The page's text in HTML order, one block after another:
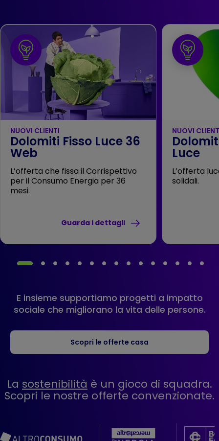
NUOVI CLIENTI
Dolomiti Fisso Luce 36
Web
L’offerta che fissa il Corrispettivo
per il Consumo Energia per 36
mesi.
Guarda i dettagli
NUOVI
Luce
L’offerta
solidali.
E insieme supportiamo progetti a impatto
sociale che migliorano la vita delle persone.
Scopri le offerte casa
La sostenibilità è un gioco di squadra.
Scopri le nostre offerte convenzionate.